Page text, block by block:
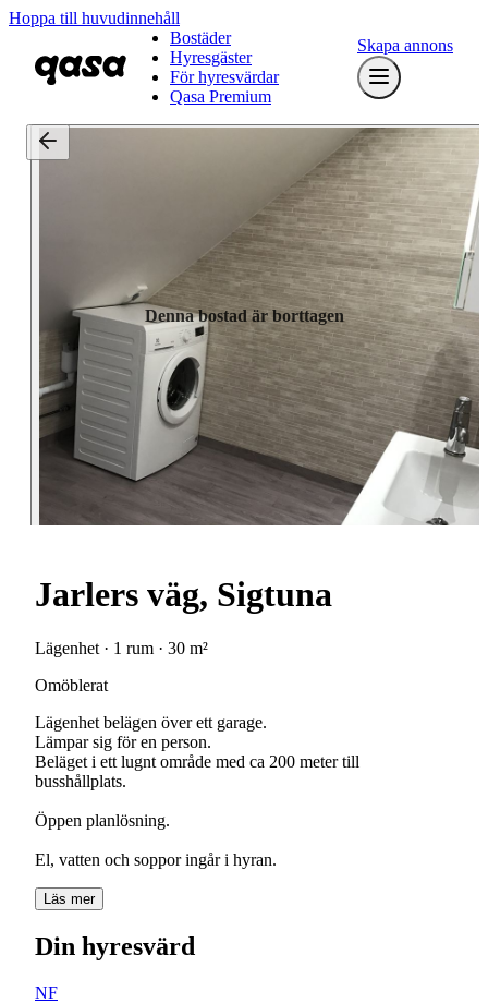
Hoppa till huvudinnehåll
Bostäder
Hyresgäster
För hyresvärdar
Qasa Premium
Skapa annons
Denna bostad är borttagen
Jarlers väg, Sigtuna
Lägenhet · 1 rum · 30 m²
Omöblerat
Lägenhet belägen över ett garage.
Lämpar sig för en person.
Beläget i ett lugnt område med ca 200 meter till
busshållplats.
Öppen planlösning.
El, vatten och soppor ingår i hyran.
Läs mer
Din hyresvärd
NF